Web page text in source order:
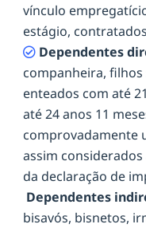
vínculo
estágio,
Dependentes
companheira,
enteados com até
até 24 anos 11
comprovadamente
assim
da declaração de
Dependentes
bisavós, bisnetos,